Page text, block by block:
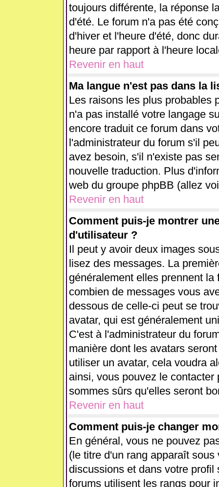
toujours différente, la réponse
d'été. Le forum n'a pas été
d'hiver et l'heure d'été, donc
heure par rapport à l'heure
Revenir en haut
Ma langue n'est pas dans la
Les raisons les plus probables
n'a pas installé votre langage
encore traduit ce forum dans
l'administrateur du forum s'il
avez besoin, s'il n'existe pas
nouvelle traduction. Plus
web du groupe phpBB (allez
Revenir en haut
Comment puis-je montrer
d'utilisateur ?
Il peut y avoir deux images
lisez des messages. La
généralement elles prennent
combien de messages vous
dessous de celle-ci peut se
avatar, qui est généralement
C'est à l'administrateur du
manière dont les avatars
utiliser un avatar, cela voudra
ainsi, vous pouvez le
sommes sûrs qu'elles seront
Revenir en haut
Comment puis-je changer
En général, vous ne pouvez
(le titre d'un rang apparaît
discussions et dans votre
forums utilisent les rangs pour